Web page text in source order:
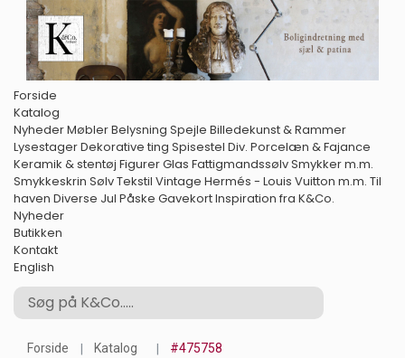
Forside
Katalog
NyhederMøblerBelysning Spejle Billedekunst & Rammer
LysestagerDekorative ting Spisestel Div. Porcelæn & Fajance
Keramik & stentøj FigurerGlas FattigmandssølvSmykker m.m.
Smykkeskrin SølvTekstil Vintage Hermés - Louis Vuitton m.m. Til
haven Diverse Jul Påske GavekortInspiration fra K&Co.
Nyheder
Butikken
Kontakt
English
Forside Katalog #475758